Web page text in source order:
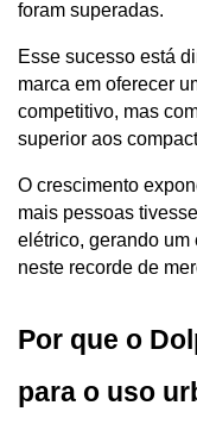
foram superadas.
Esse sucesso está
marca em oferecer
competitivo, mas
superior aos
O crescimento
mais pessoas
elétrico, gerando
neste recorde de
Por que o
para o uso